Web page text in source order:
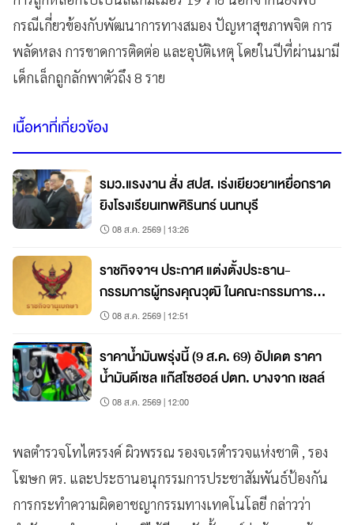
กรณีเกี่ยวข้องกับพัฒนาการทางสมอง ปัญหาสุขภาพจิต การ
พลัดหลง การขาดการติดต่อ และอุบัติเหตุ โดยในปีที่ผ่านมามี
เด็กเล็กถูกลักพาตัวถึง 8 ราย
เนื้อหาที่เกี่ยวข้อง
รมว.แรงงาน สั่ง สปส. เร่งเยียวยาเหยื่อกราด
ยิงโรงเรียนเทพศิรินทร์ นนทบุรี
08 ส.ค. 2569 | 13:26
ราชกิจจาฯ ประกาศ แต่งตั้งประธาน-
กรรมการผู้ทรงคุณวุฒิ ในคณะกรรมการ
สดร.08 ส.ค. 2569 | 12:51
ราคาน้ำมันพรุ่งนี้ (9 ส.ค. 69) อัปเดต ราคา
น้ำมันดีเซล แก๊สโซฮอล์ ปตท. บางจาก เชลล์
08 ส.ค. 2569 | 12:00
พลตำรวจโทไตรรงค์ ผิวพรรณ รองจเรตำรวจแห่งชาติ , รอง
โฆษก ตร. และประธานอนุกรรมการประชาสัมพันธ์ป้องกัน
การกระทำความผิดอาชญากรรมทางเทคโนโลยี กล่าวว่า